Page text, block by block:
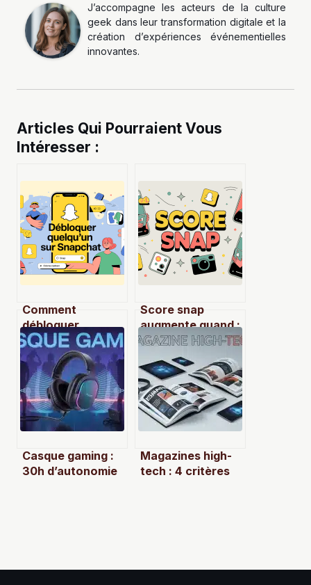
J’accompagne les acteurs de la culture
geek dans leur transformation digitale et la
création d’expériences événementielles
innovantes.
Articles Qui Pourraient Vous
Intéresser :
Comment
débloquer
quelqu’un sur
snapchat sans
rien casser à
votre relation
Score snap
augmente quand :
comprendre et
maîtriser
l’algorithme
snapchat
Casque gaming :
30h d’autonomie
Magazines high-
tech : 4 critères